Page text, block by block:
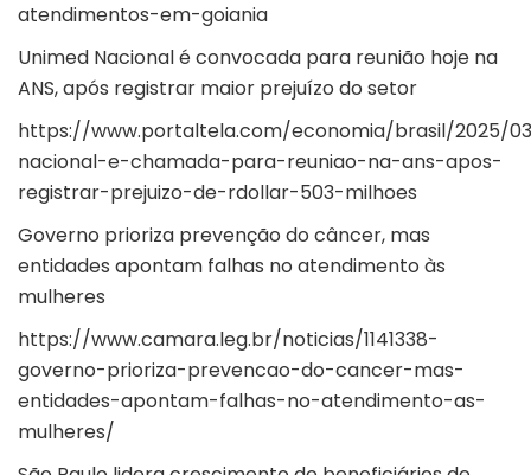
atendimentos-em-goiania
Unimed Nacional é convocada para reunião hoje na
ANS, após registrar maior prejuízo do setor
https://www.portaltela.com/economia/brasil/2025/
nacional-e-chamada-para-reuniao-na-ans-apos-
registrar-prejuizo-de-rdollar-503-milhoes
Governo prioriza prevenção do câncer, mas
entidades apontam falhas no atendimento às
mulheres
https://www.camara.leg.br/noticias/1141338-
governo-prioriza-prevencao-do-cancer-mas-
entidades-apontam-falhas-no-atendimento-as-
mulheres/